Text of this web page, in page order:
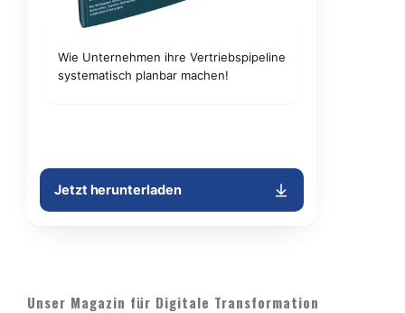
Unser Magazin für Digitale Transformation